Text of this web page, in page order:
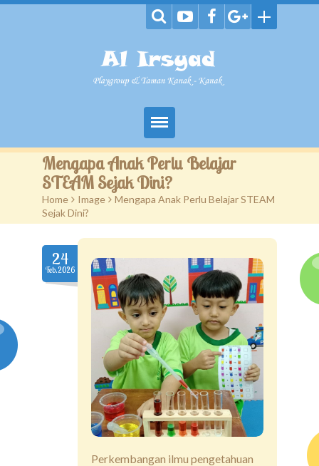
Home
Profil Sekolah
Program-Program
Gallery
Blog
Mengapa Anak Perlu Belajar
STEAM Sejak Dini?
Home > Image > Mengapa Anak Perlu Belajar STEAM
Sejak Dini?
24
Feb.2026
Perkembangan ilmu pengetahuan